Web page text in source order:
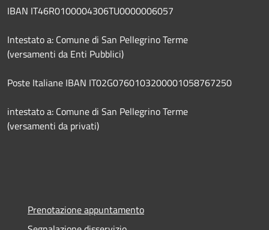
IBAN IT46R0100004306TU0000006057
Intestato a: Comune di San Pellegrino Terme
(versamenti da Enti Pubblici)
Poste Italiane IBAN IT02G0760103200001058767250
intestato a: Comune di San Pellegrino Terme
(versamenti da privati)
Prenotazione appuntamento